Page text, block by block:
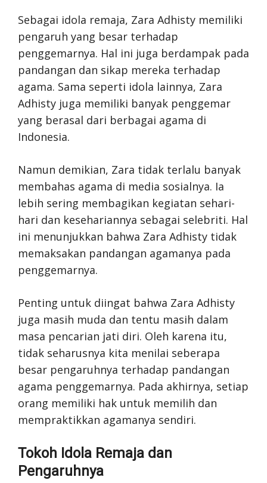
Sebagai idola remaja, Zara Adhisty memiliki
pengaruh yang besar terhadap
penggemarnya. Hal ini juga berdampak pada
pandangan dan sikap mereka terhadap
agama. Sama seperti idola lainnya, Zara
Adhisty juga memiliki banyak penggemar
yang berasal dari berbagai agama di
Indonesia.
Namun demikian, Zara tidak terlalu banyak
membahas agama di media sosialnya. Ia
lebih sering membagikan kegiatan sehari-
hari dan kesehariannya sebagai selebriti. Hal
ini menunjukkan bahwa Zara Adhisty tidak
memaksakan pandangan agamanya pada
penggemarnya.
Penting untuk diingat bahwa Zara Adhisty
juga masih muda dan tentu masih dalam
masa pencarian jati diri. Oleh karena itu,
tidak seharusnya kita menilai seberapa
besar pengaruhnya terhadap pandangan
agama penggemarnya. Pada akhirnya, setiap
orang memiliki hak untuk memilih dan
mempraktikkan agamanya sendiri.
Tokoh Idola Remaja dan
Pengaruhnya